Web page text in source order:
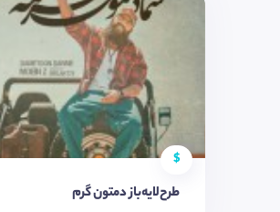
$
طرح‌لایه‌باز دمتون گرم